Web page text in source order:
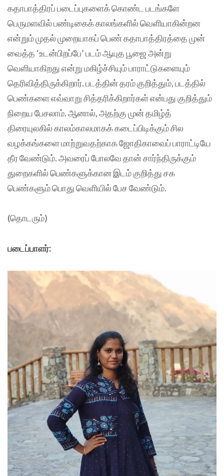
கதாபாத்திரப் படைப்புகளைக் கொண்ட படங்களே
பெருமளவில் பண்டிகைக் காலங்களில் வெளியாகின்றன
என்றும் முதல் முறையாகப் பெண் கதாபாத்திரத்தை முன்
வைத்த ‘உடன்பிறப்பே’ படம் ஆயுத பூஜை அன்று
வெளியாகிறது என்று மகிழ்ச்சியும் பாராட்டுகளையும்
தெரிவித்திருக்கிறார். படத்தின் தரம் குறித்தும், படத்தில்
பெண்களை எவ்வாறு சித்தரிக்கிறார்கள் என்பது குறித்தும்
நிறைய பேசலாம். ஆனால், அதற்கு முன் தமிழ்த்
திரையுலகில் காலம்காலமாகக் கடைப்பிடிக்கும் சில
வழக்கங்களை மாற்றுவதற்காக ஜோதிகாவைப் பாராட்டியே
தீர வேண்டும். அவரைப் போலவே தான் சார்ந்திருக்கும்
துறைகளில் பெண்களுக்கான இடம் குறித்து சக
பெண்களும் பொது வெளியில் பேச வேண்டும்.
(தொடரும்)
படைப்பாளர்: